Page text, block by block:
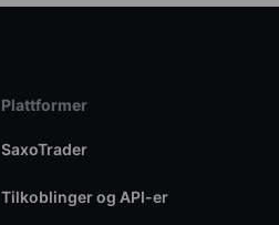
Plattformer
SaxoTrader
Tilkoblinger og API-er